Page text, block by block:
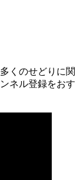
くのせどりに関
ネル登録をおす